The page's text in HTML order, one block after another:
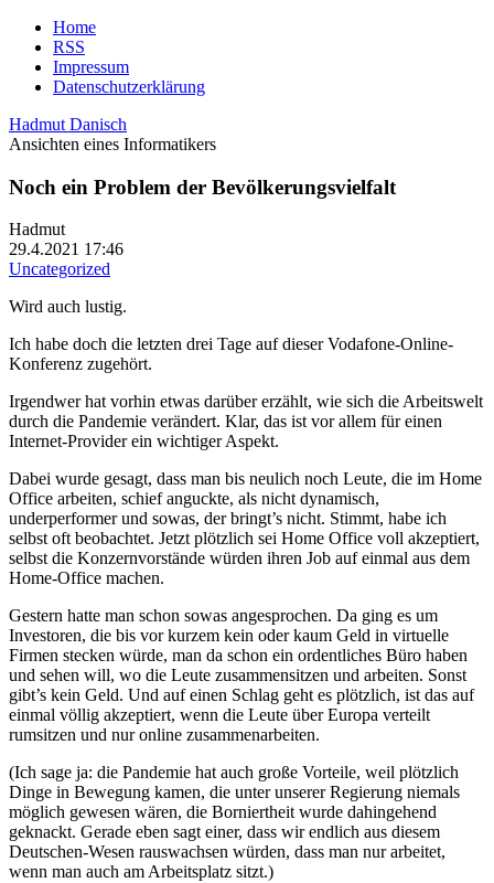
Home
RSS
Impressum
Datenschutzerklärung
Hadmut Danisch
Ansichten eines Informatikers
Noch ein Problem der Bevölkerungsvielfalt
Hadmut
29.4.2021 17:46
Uncategorized
Wird auch lustig.
Ich habe doch die letzten drei Tage auf dieser Vodafone-Online-
Konferenz zugehört.
Irgendwer hat vorhin etwas darüber erzählt, wie sich die Arbeitswelt
durch die Pandemie verändert. Klar, das ist vor allem für einen
Internet-Provider ein wichtiger Aspekt.
Dabei wurde gesagt, dass man bis neulich noch Leute, die im Home
Office arbeiten, schief anguckte, als nicht dynamisch,
underperformer und sowas, der bringt’s nicht. Stimmt, habe ich
selbst oft beobachtet. Jetzt plötzlich sei Home Office voll akzeptiert,
selbst die Konzernvorstände würden ihren Job auf einmal aus dem
Home-Office machen.
Gestern hatte man schon sowas angesprochen. Da ging es um
Investoren, die bis vor kurzem kein oder kaum Geld in virtuelle
Firmen stecken würde, man da schon ein ordentliches Büro haben
und sehen will, wo die Leute zusammensitzen und arbeiten. Sonst
gibt’s kein Geld. Und auf einen Schlag geht es plötzlich, ist das auf
einmal völlig akzeptiert, wenn die Leute über Europa verteilt
rumsitzen und nur online zusammenarbeiten.
(Ich sage ja: die Pandemie hat auch große Vorteile, weil plötzlich
Dinge in Bewegung kamen, die unter unserer Regierung niemals
möglich gewesen wären, die Borniertheit wurde dahingehend
geknackt. Gerade eben sagt einer, dass wir endlich aus diesem
Deutschen-Wesen rauswachsen würden, dass man nur arbeitet,
wenn man auch am Arbeitsplatz sitzt.)